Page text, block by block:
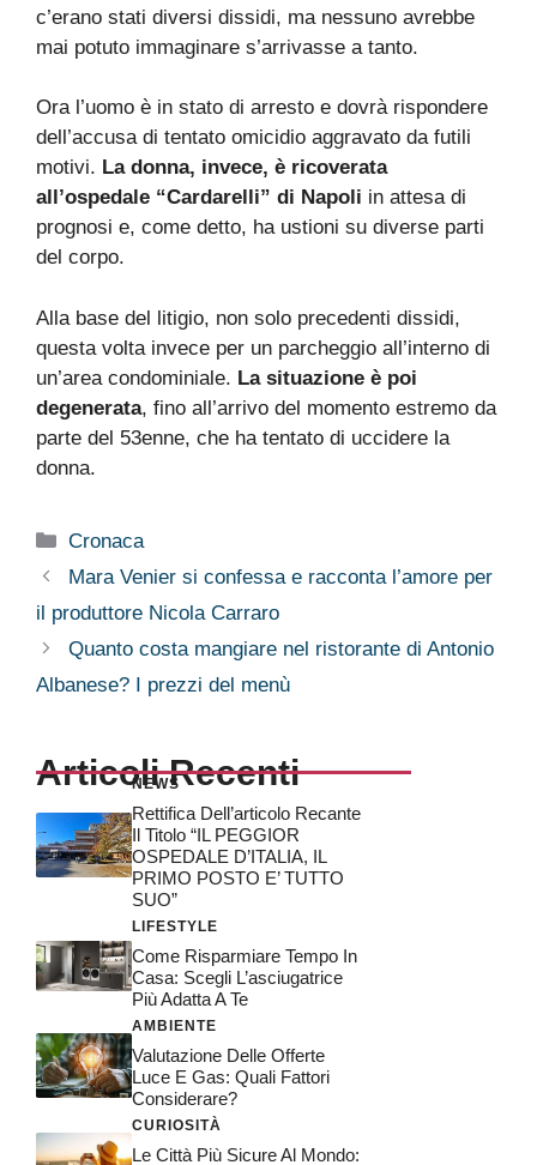
c’erano stati diversi dissidi, ma nessuno avrebbe
mai potuto immaginare s’arrivasse a tanto.
Ora l’uomo è in stato di arresto e dovrà rispondere
dell’accusa di tentato omicidio aggravato da futili
motivi. La donna, invece, è ricoverata
all’ospedale “Cardarelli” di Napoli in attesa di
prognosi e, come detto, ha ustioni su diverse parti
del corpo.
Alla base del litigio, non solo precedenti dissidi,
questa volta invece per un parcheggio all’interno di
un’area condominiale. La situazione è poi
degenerata, fino all’arrivo del momento estremo da
parte del 53enne, che ha tentato di uccidere la
donna.
Categorie
Cronaca
Mara Venier si confessa e racconta l’amore per
il produttore Nicola Carraro
Quanto costa mangiare nel ristorante di Antonio
Albanese? I prezzi del menù
Articoli Recenti
NEWS
Rettifica Dell’articolo Recante
Il Titolo “IL PEGGIOR
OSPEDALE D’ITALIA, IL
PRIMO POSTO E’ TUTTO
SUO”
LIFESTYLE
Come Risparmiare Tempo In
Casa: Scegli L’asciugatrice
Più Adatta A Te
AMBIENTE
Valutazione Delle Offerte
Luce E Gas: Quali Fattori
Considerare?
CURIOSITÀ
Le Città Più Sicure Al Mondo: